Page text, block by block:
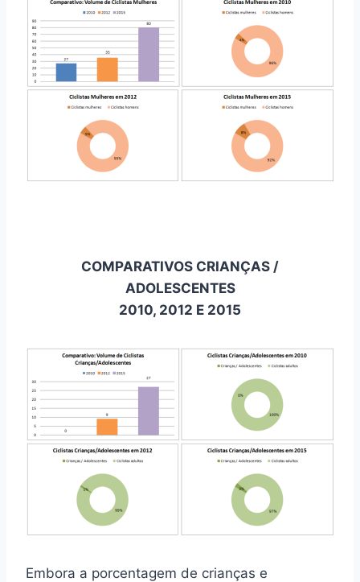
COMPARATIVOS CRIANÇAS /
ADOLESCENTES
2010, 2012 E 2015
Embora a porcentagem de crianças e